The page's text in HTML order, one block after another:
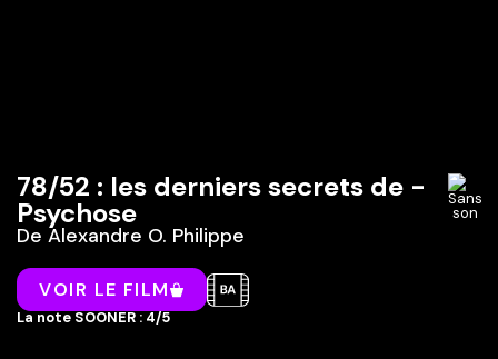
78/52 : les derniers secrets de ­
Psychose
De Alexandre O. Philippe
VOIR LE FILM
La note SOONER : 4/5